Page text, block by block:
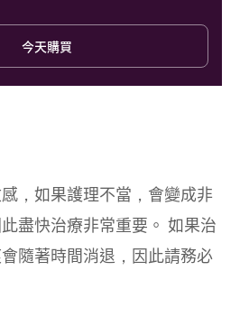
今天購買
，如果護理不當，會變成非
盡快治療非常重要。 如果治
隨著時間消退，因此請務必